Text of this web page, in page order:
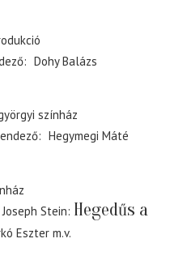
Dohy Balázs
színház
Hegymegi Máté
Stein Hegedűs a
Eszter m.v.